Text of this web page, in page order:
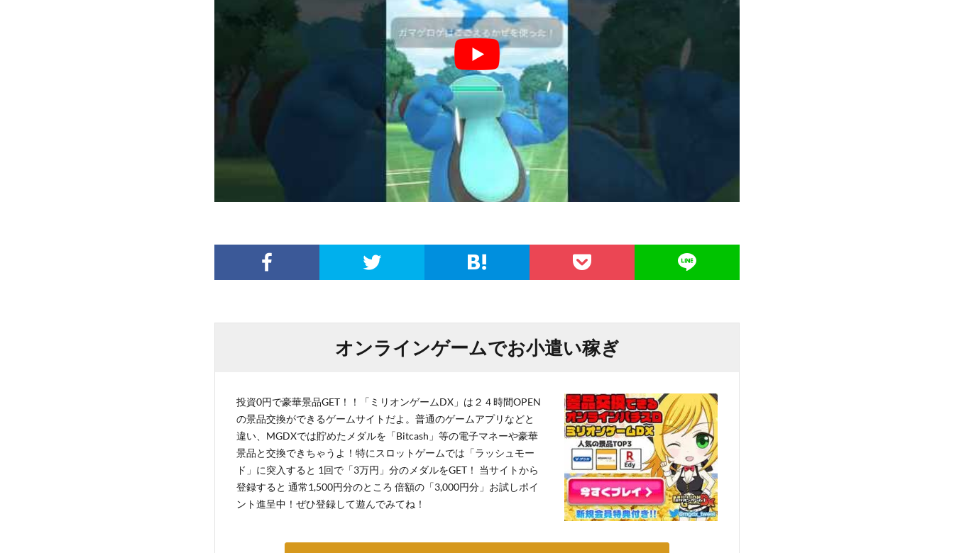
オンラインゲームでお小遣い稼ぎ
投資0円で豪華景品GET！！「ミリオンゲームDX」は２４時間OPEN
の景品交換ができるゲームサイトだよ。普通のゲームアプリなどと
違い、MGDXでは貯めたメダルを「Bitcash」等の電子マネーや豪華
景品と交換できちゃうよ！特にスロットゲームでは「ラッシュモー
ド」に突入すると 1回で「3万円」分のメダルをGET！ 当サイトから
登録すると 通常1,500円分のところ 倍額の「3,000円分」お試しポイ
ント進呈中！ぜひ登録して遊んでみてね！